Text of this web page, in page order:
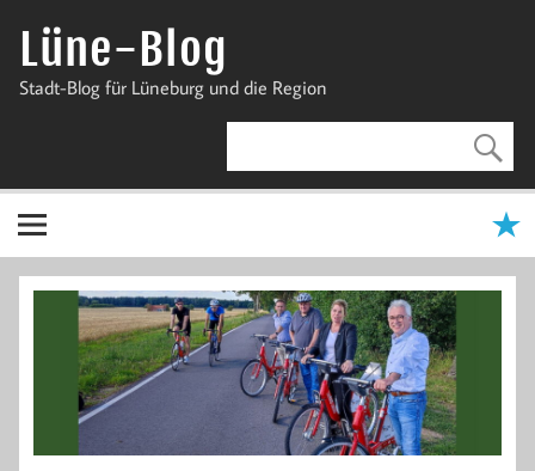
InhaltLüne-Blog
Stadt-Blog für Lüneburg und die Region